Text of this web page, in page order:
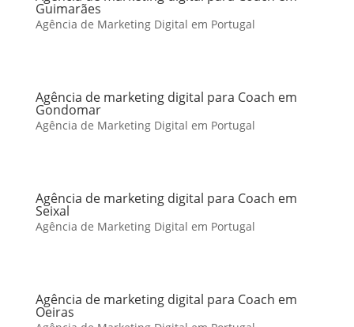
Guimarães
Agência de Marketing Digital em Portugal
Agência de marketing digital para Coach em
Gondomar
Agência de Marketing Digital em Portugal
Agência de marketing digital para Coach em
Seixal
Agência de Marketing Digital em Portugal
Agência de marketing digital para Coach em
Oeiras